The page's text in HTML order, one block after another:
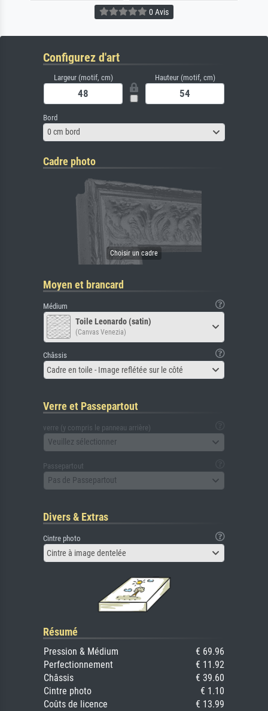
0 Avis
Configurez d'art
Largeur (motif, cm) Hauteur (motif, cm)
Bord
0 cm bord
Cadre photo
Moyen et brancard
Médium
Toile Leonardo (satin)
(Canvas Venezia)
Châssis
Cadre en toile - Image reflétée sur le côté
Verre et Passepartout
verre (y compris le panneau arrière)
Veuillez sélectionner
Passepartout
Pas de Passepartout
Divers & Extras
Cintre photo
Cintre à image dentelée
Résumé
Pression & Médium
€ 69.96
Perfectionnement
€ 11.92
Châssis
€ 39.60
Cintre photo
€ 1.10
Coûts de licence
€ 13.99